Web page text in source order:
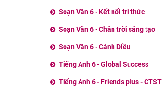
Soạn Văn 6 - Kết nối tri thức
Soạn Văn 6 - Chân trời sáng tạo
Soạn Văn 6 - Cánh Diều
Tiếng Anh 6 - Global Success
Tiếng Anh 6 - Friends plus - CTST